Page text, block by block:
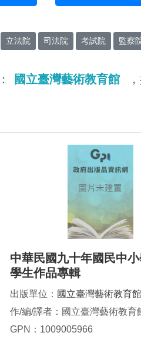
立法院 司法院 考試院 監察
國立臺灣藝術教育館
中華民國九十年國民中
學生作品專輯
出版單位： 國立臺灣藝術教育館
作/編/譯者：國立臺灣藝術教育
GPN：1009005966